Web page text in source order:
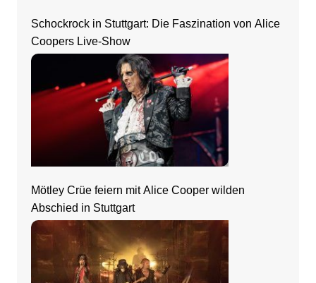
Schockrock in Stuttgart: Die Faszination von Alice
Coopers Live-Show
Mötley Crüe feiern mit Alice Cooper wilden
Abschied in Stuttgart